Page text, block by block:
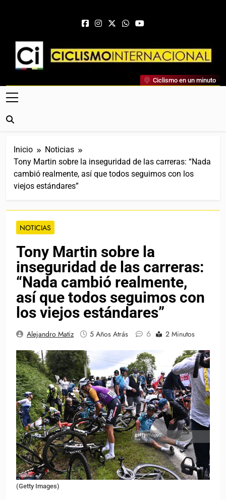
Ciclismo Internacional
Web Dedicada Al Ciclismo Mundial. Entrevistas, Análisis,
Crónicas, Previas Y Más. La Web Ciclista De Referencia.
Ciclismo en un minuto
Inicio
Noticias
Tony Martin sobre la inseguridad de las carreras: “Nada
cambió realmente, así que todos seguimos con los
viejos estándares”
NOTICIAS
Tony Martin sobre la
inseguridad de las carreras:
“Nada cambió realmente,
así que todos seguimos con
los viejos estándares”
Alejandro Matiz 5 Años Atrás 6 2 Minutos
(Getty Images)